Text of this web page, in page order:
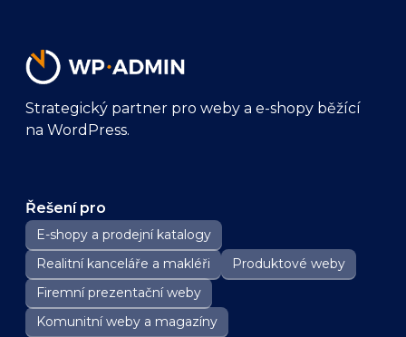
Strategický partner pro weby a e-shopy běžící
na WordPress.
Řešení pro
E-shopy a prodejní katalogy
Realitní kanceláře a makléři
Produktové weby
Firemní prezentační weby
Komunitní weby a magazíny